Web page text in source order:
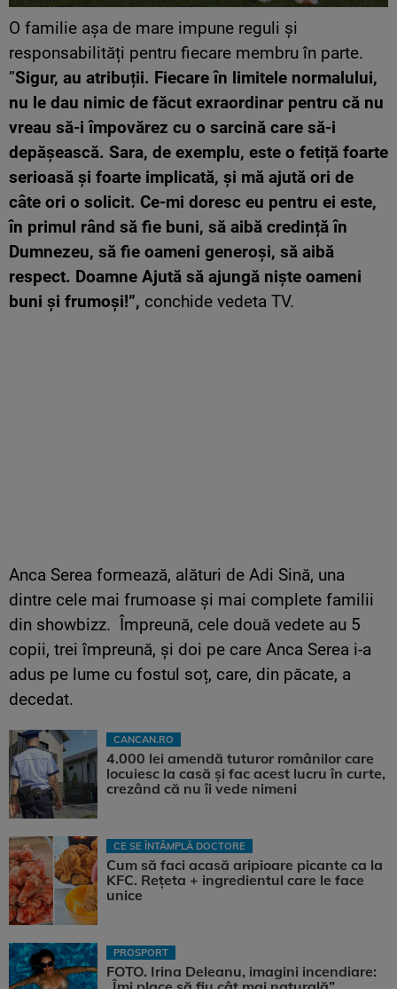
O familie așa de mare impune reguli și
responsabilități pentru fiecare membru în parte.
”Sigur, au atribuții. Fiecare în limitele normalului,
nu le dau nimic de făcut exraordinar pentru că nu
vreau să-i împovărez cu o sarcină care să-i
depășească. Sara, de exemplu, este o fetiță foarte
serioasă și foarte implicată, și mă ajută ori de
câte ori o solicit. Ce-mi doresc eu pentru ei este,
în primul rând să fie buni, să aibă credință în
Dumnezeu, să fie oameni generoși, să aibă
respect. Doamne Ajută să ajungă niște oameni
buni și frumoși!”, conchide vedeta TV.
Anca Serea formează, alături de Adi Sină, una
dintre cele mai frumoase și mai complete familii
din showbizz. Împreună, cele două vedete au 5
copii, trei împreună, și doi pe care Anca Serea i-a
adus pe lume cu fostul soț, care, din păcate, a
decedat.
CANCAN.RO
4.000 lei amendă tuturor românilor care
locuiesc la casă și fac acest lucru în curte,
crezând că nu îi vede nimeni
CE SE ÎNTÂMPLĂ DOCTORE
Cum să faci acasă aripioare picante ca la
KFC. Rețeta + ingredientul care le face
unice
PROSPORT
FOTO. Irina Deleanu, imagini incendiare: